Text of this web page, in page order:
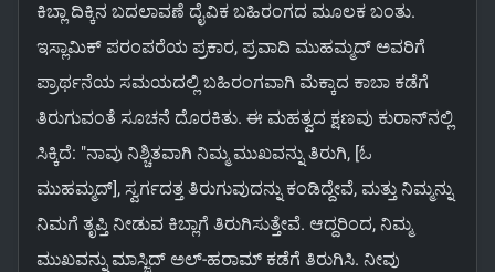
ಕಿಬ್ಲಾ ದಿಕ್ಕಿನ ಬದಲಾವಣೆ ದೈವಿಕ ಬಹಿರಂಗದ ಮೂಲಕ ಬಂತು.
ಇಸ್ಲಾಮಿಕ್ ಪರಂಪರೆಯ ಪ್ರಕಾರ, ಪ್ರವಾದಿ ಮುಹಮ್ಮದ್ ಅವರಿಗೆ
ಪ್ರಾರ್ಥನೆಯ ಸಮಯದಲ್ಲಿ ಬಹಿರಂಗವಾಗಿ ಮೆಕ್ಕಾದ ಕಾಬಾ ಕಡೆಗೆ
ತಿರುಗುವಂತೆ ಸೂಚನೆ ದೊರಕಿತು. ಈ ಮಹತ್ವದ ಕ್ಷಣವು ಕುರಾನ್‌ನಲ್ಲಿ
ಸಿಕ್ಕಿದೆ: "ನಾವು ನಿಶ್ಚಿತವಾಗಿ ನಿಮ್ಮ ಮುಖವನ್ನು ತಿರುಗಿ, [ಓ
ಮುಹಮ್ಮದ್], ಸ್ವರ್ಗದತ್ತ ತಿರುಗುವುದನ್ನು ಕಂಡಿದ್ದೇವೆ, ಮತ್ತು ನಿಮ್ಮನ್ನು
ನಿಮಗೆ ತೃಪ್ತಿ ನೀಡುವ ಕಿಬ್ಲಾಗೆ ತಿರುಗಿಸುತ್ತೇವೆ. ಆದ್ದರಿಂದ, ನಿಮ್ಮ
ಮುಖವನ್ನು ಮಾಸ್ಜಿದ್ ಅಲ್-ಹರಾಮ್ ಕಡೆಗೆ ತಿರುಗಿಸಿ. ನೀವು